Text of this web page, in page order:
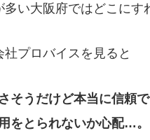
多い大阪府ではどこにす
プロバイスを見ると
そうだけど本当に信頼
をとられないか心配…。